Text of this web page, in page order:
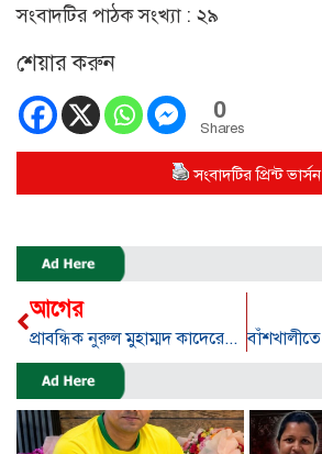
সংবাদটির পাঠক সংখ্যা : ২৯
শেয়ার করুন
0
Shares
সংবাদটির প্রিন্ট ভার্সন
আগের
প্রাবন্ধিক নুরুল মুহাম্মদ কাদেরের মোবাইল ফোন ছিনতাই